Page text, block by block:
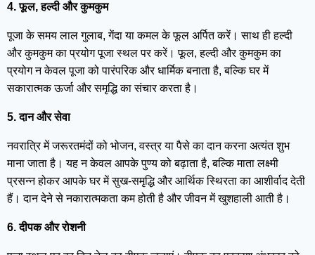
4. फूल, हल्दी और कुमकुम
पूजा के समय लाल गुलाब, गेंदा या कमल के फूल अर्पित करें। साथ ही हल्दी
और कुमकुम का प्रयोग पूजा स्थल पर करें। फूल, हल्दी और कुमकुम का
प्रयोग न केवल पूजा को पारंपरिक और धार्मिक बनाता है, बल्कि घर में
सकारात्मक ऊर्जा और समृद्धि का संचार करता है।
5. दान और सेवा
नवरात्रि में जरूरतमंदों को भोजन, वस्त्र या पैसे का दान करना अत्यंत शुभ
माना जाता है। यह न केवल आपके पुण्य को बढ़ाता है, बल्कि माता लक्ष्मी
प्रसन्न होकर आपके घर में सुख-समृद्धि और आर्थिक स्थिरता का आशीर्वाद देती
हैं। दान देने से नकारात्मकता कम होती है और जीवन में खुशहाली आती है।
6. दीपक और रोशनी